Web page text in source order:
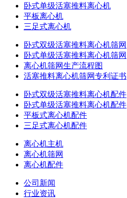
卧式单级活塞推料离心机
平板离心机
三足式离心机
卧式双级活塞推料离心机筛网
卧式单级活塞推料离心机筛网
离心机筛网生产流程图
活塞推料离心机筛网专利证书
卧式双级活塞推料离心机配件
卧式单级活塞推料离心机配件
平板式离心机配件
三足式离心机配件
离心机主机
离心机筛网
离心机配件
公司新闻
行业资讯